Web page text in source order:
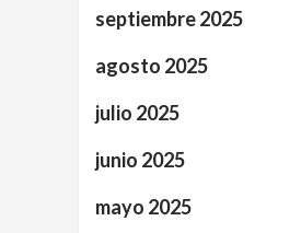
septiembre 2025
agosto 2025
julio 2025
junio 2025
mayo 2025